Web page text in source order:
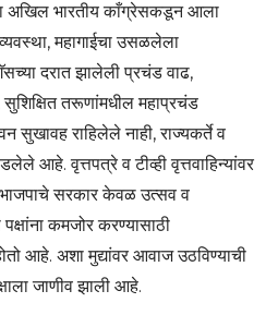
अखिल भारतीय काँग्रेसकडून आला
महागाईचा उसळलेला
दरात झालेली प्रचंड वाढ,
तरूणांमधील महाप्रचंड
सुखावह राहिलेले नाही, राज्यकर्ते व
आहे. वृत्तपत्रे व टीव्ही वृत्तवाहिन्यांवर
भाजपाचे सरकार केवळ उत्सव व
कमजोर करण्यासाठी
आहे. अशा मुद्यांवर आवाज उठविण्याची
जाणीव झाली आहे.